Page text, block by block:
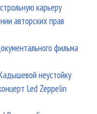
карьеру
авторских прав
фильма
неустойку
Led Zeppelin